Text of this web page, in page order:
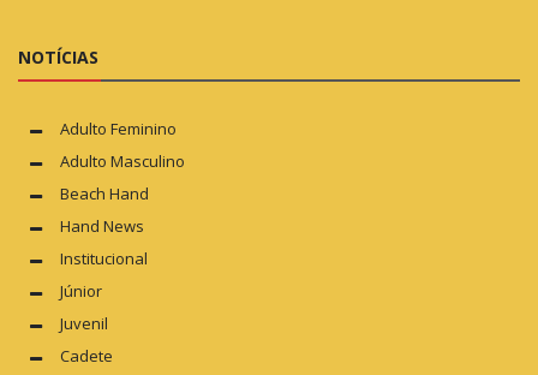
NOTÍCIAS
Adulto Feminino
Adulto Masculino
Beach Hand
Hand News
Institucional
Júnior
Juvenil
Cadete